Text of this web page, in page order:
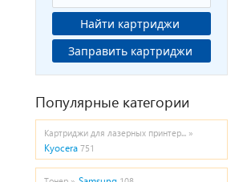
Найти картриджи
Заправить картриджи
Популярные категории
Картриджи для лазерных принтер... »
Kyocera 751